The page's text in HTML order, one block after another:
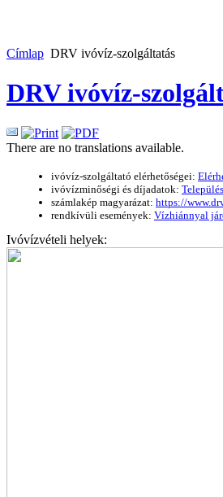
Címlap DRV ivóvíz-szolgáltatás
DRV ivóvíz-
There are no translations available.
ivóvíz-szolgáltató elérhetőségei:
ivóvízminőségi és díjadatok:
számlakép magyarázat: https://
rendkívüli események: Vízhiánnyal
Ivóvízvételi helyek: